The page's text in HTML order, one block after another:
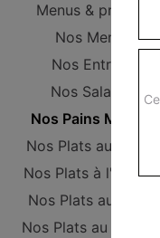
Menus & promos
Nos Menus
Nos Entrées
Nos Salades
Nos Pains Maison
Nos Plats au poulet
Nos Plats à
Nos Plats au Boeuf
Nos Plats au Poisson